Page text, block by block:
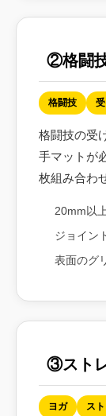
②格闘
格闘技
格闘技の受
手マットが
枚組み合わ
20mm以
ジョイン
表面のグ
③スト
ヨガ ス